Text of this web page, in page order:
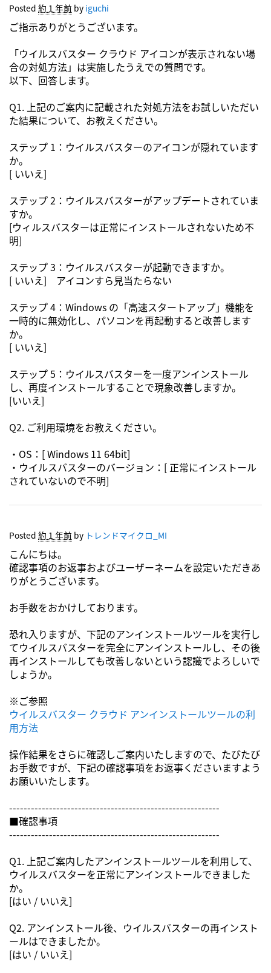
Posted 約 1 年前 by iguchi
ご指示ありがとうございます。
「ウイルスバスター クラウド アイコンが表示されない場
合の対処方法」は実施したうえでの質問です。
以下、回答します。
Q1. 上記のご案内に記載された対処方法をお試しいただい
た結果について、お教えください。
ステップ 1：ウイルスバスターのアイコンが隠れています
か。
[ いいえ]
ステップ 2：ウイルスバスターがアップデートされていま
すか。
[ウィルスバスターは正常にインストールされないため不
明]
ステップ 3：ウイルスバスターが起動できますか。
[ いいえ] アイコンすら見当たらない
ステップ 4：Windows の「高速スタートアップ」機能を
一時的に無効化し、パソコンを再起動すると改善します
か。
[ いいえ]
ステップ 5：ウイルスバスターを一度アンインストール
し、再度インストールすることで現象改善しますか。
[いいえ]
Q2. ご利用環境をお教えください。
・OS：[ Windows 11 64bit]
・ウイルスバスターのバージョン：[ 正常にインストール
されていないので不明]
Posted 約 1 年前 by トレンドマイクロ_MI
こんにちは。
確認事項のお返事およびユーザーネームを設定いただきあ
りがとうございます。
お手数をおかけしております。
恐れ入りますが、下記のアンインストールツールを実行し
てウイルスバスターを完全にアンインストールし、その後
再インストールしても改善しないという認識でよろしいで
しょうか。
※ご参照
ウイルスバスター クラウド アンインストールツールの利
用方法
操作結果をさらに確認しご案内いたしますので、たびたび
お手数ですが、下記の確認事項をお返事くださいますよう
お願いいたします。
----------------------------------------------------------
■確認事項
----------------------------------------------------------
Q1. 上記ご案内したアンインストールツールを利用して、
ウイルスバスターを正常にアンインストールできました
か。
[はい / いいえ]
Q2. アンインストール後、ウイルスバスターの再インスト
ールはできましたか。
[はい / いいえ]